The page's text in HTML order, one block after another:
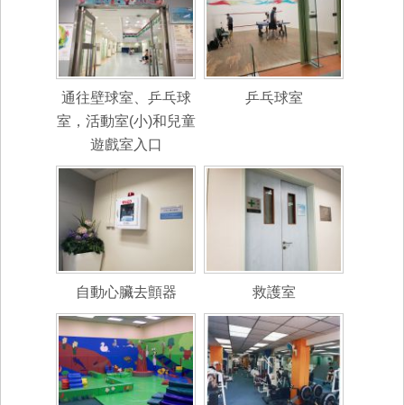
通往壁球室、乒乓球
室，活動室(小)和兒童
遊戲室入口
乒乓球室
自動心臟去顫器 救護室